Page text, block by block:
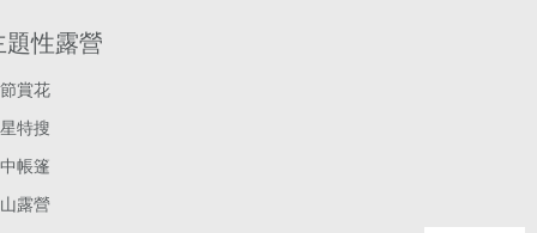
題性露營
賞花
特搜
帳篷
露營